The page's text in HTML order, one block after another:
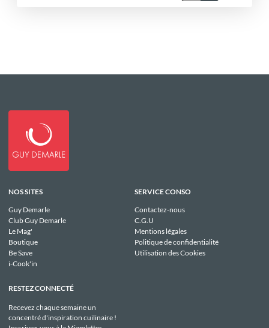
NOS SITES
Guy Demarle
Club Guy Demarle
Le Mag'
Boutique
Be Save
i-Cook'in
SERVICE CONSO
Contactez-nous
C.G.U
Mentions légales
Politique de confidentialité
Utilisation des Cookies
RESTEZ CONNECTÉ
Recevez chaque semaine un
concentré d'inspiration cuilinaire !